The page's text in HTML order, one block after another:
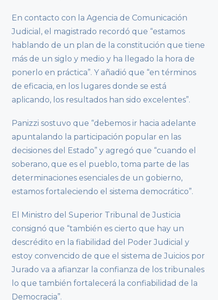
En contacto con la Agencia de Comunicación
Judicial, el magistrado recordó que “estamos
hablando de un plan de la constitución que tiene
más de un siglo y medio y ha llegado la hora de
ponerlo en práctica”. Y añadió que “en términos
de eficacia, en los lugares donde se está
aplicando, los resultados han sido excelentes”.
Panizzi sostuvo que “debemos ir hacia adelante
apuntalando la participación popular en las
decisiones del Estado” y agregó que “cuando el
soberano, que es el pueblo, toma parte de las
determinaciones esenciales de un gobierno,
estamos fortaleciendo el sistema democrático”.
El Ministro del Superior Tribunal de Justicia
consignó que “también es cierto que hay un
descrédito en la fiabilidad del Poder Judicial y
estoy convencido de que el sistema de Juicios por
Jurado va a afianzar la confianza de los tribunales
lo que también fortalecerá la confiabilidad de la
Democracia”.